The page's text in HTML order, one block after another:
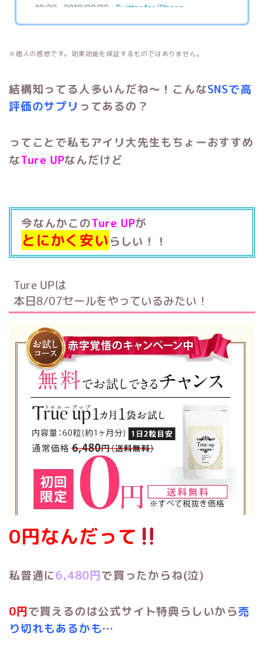
※個人の感想です。効果効能を保証するものではありません。
結構知ってる人多いんだね～！こんなSNSで高
評価のサプリ ってあるの？
ってことで私もアイリ大先生もちょーおすすめ
なTure UPなんだけど
今なんかこのTure UPが
とにかく安いらしい！！
Ture UPは
本日8/07セールをやっているみたい！
0円なんだって
私普通に6,480円で買ったからね(泣)
0円で買えるのは公式サイト特典らしいから売
り切れもあるかも…